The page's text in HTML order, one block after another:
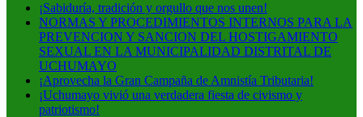
¡Sabiduría, tradición y orgullo que nos unen!
NORMAS Y PROCEDIMIENTOS INTERNOS PARA LA
PREVENCION Y SANCION DEL HOSTIGAMIENTO
SEXUAL EN LA MUNICIPALIDAD DISTRITAL DE
UCHUMAYO
¡Aprovecha la Gran Campaña de Amnistía Tributaria!
¡Uchumayo vivió una verdadera fiesta de civismo y
patriotismo!